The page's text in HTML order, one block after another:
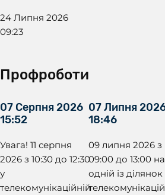
24 Липня 2026
09:23
Профроботи
07 Серпня 2026
15:52
Увага! 11 серпня
2026 з 10:30 до 12:30
у
телекомунікаційній
07 Липня
18:46
09 липня 2026 з
09:00 до 13:00 на
одній із ділянок